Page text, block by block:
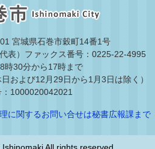
宮城県石巻市穀町14番1号
表） ファックス番号：0225-22-4995
時30分から17時まで
および12月29日から1月3日は除く）
1000020042021
に関するお問い合せは秘書広報課まで